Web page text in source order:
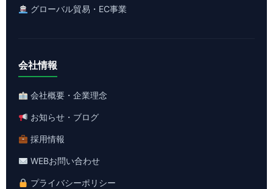
グローバル貿易・EC事業
会社情報
会社概要・企業理念
お知らせ・ブログ
採用情報
WEBお問い合わせ
プライバシーポリシー